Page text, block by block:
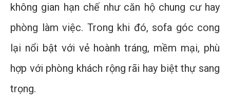
không gian hạn chế như căn hộ chung cư hay
phòng làm việc. Trong khi đó, sofa góc cong
lại nổi bật với vẻ hoành tráng, mềm mại, phù
hợp với phòng khách rộng rãi hay biệt thự sang
trọng.